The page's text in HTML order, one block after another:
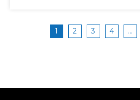
να επηρεάσει σημαντικά την
1 2 3 4 ...